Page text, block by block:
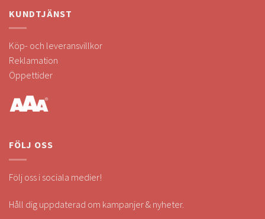
KUNDTJÄNST
Köp- och leveransvillkor
Reklamation
Öppettider
FÖLJ OSS
Följ oss i sociala medier!
Håll dig uppdaterad om kampanjer & nyheter.